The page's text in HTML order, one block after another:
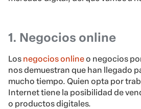
1. Negocios online
Los negocios onlineo negocios
nos demuestran que han llegado
mucho tiempo. Quien opta por
Internet tiene la posibilidad de
o productos digitales.